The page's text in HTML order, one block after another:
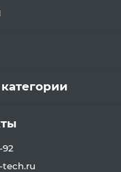
92
tech.ru